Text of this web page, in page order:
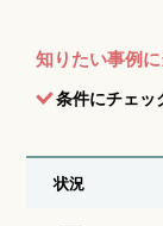
知りたい事例
条件にチェッ
状況